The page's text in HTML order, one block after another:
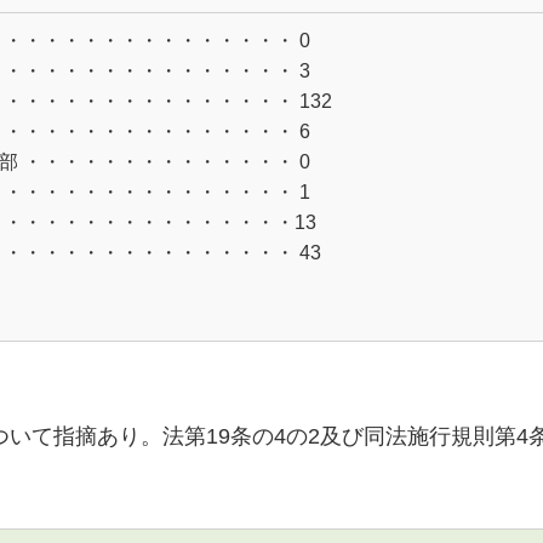
・・・・・・・・・ ・・・・・ 0
・・・・・・・・・
・・・・・ 3
・・・・・・・・・
・・・・・
132
・・・・・・・・・
・・・・・ 6
・・・・・・・・・
・・・・・ 0
・・・・・・・・・
・・・・・
1
・・・・・・・・・
・・・・・ 13
・・・・・・・・・
・・・・・ 43
て指摘あり。法第19条の4の2及び同法施行規則第4